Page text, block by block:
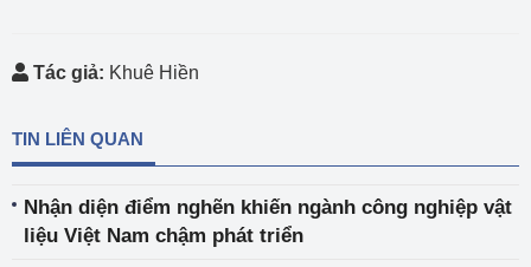
Tác giả: Khuê Hiền
TIN LIÊN QUAN
Nhận diện điểm nghẽn khiến ngành công nghiệp vật
liệu Việt Nam chậm phát triển